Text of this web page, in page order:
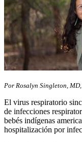
Por Rosalyn Singleton,
El virus respiratorio
de infecciones
bebés indígenas
hospitalización por